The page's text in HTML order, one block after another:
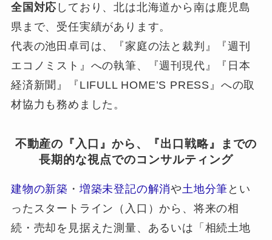
全国対応 しており、北は北海道から南は鹿児島
県まで、受任実績があります。
代表の池田卓司は、『家庭の法と裁判』『週刊
エコノミスト』への執筆、『週刊現代』『日本
経済新聞』『LIFULL HOME’S PRESS』への取
材協力も務めました。
不動産の『入口』から、『出口戦略』までの
長期的な視点でのコンサルティング
建物の新築 ・ 増築未登記の解消や 土地分筆 とい
ったスタートライン（入口）から、将来の相
続・売却を見据えた測量、あるいは「相続土地